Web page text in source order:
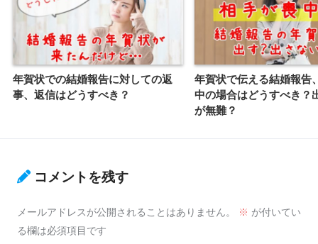
年賀状での結婚報告に対しての返
事、返信はどうすべき？
年賀状で伝える結婚報告
中の場合はどうすべき？
が無難？
コメントを残す
メールアドレスが公開されることはありません。 ※ が付いてい
る欄は必須項目です